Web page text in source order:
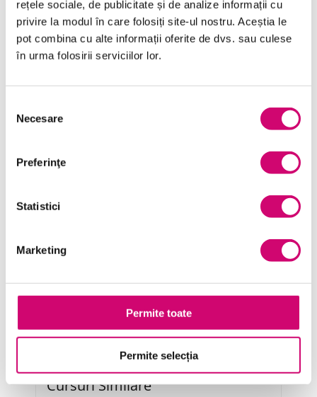
rețele sociale, de publicitate și de analize informații cu
privire la modul în care folosiți site-ul nostru. Aceștia le
pot combina cu alte informații oferite de dvs. sau culese
în urma folosirii serviciilor lor.
consimțământului
Necesare
Preferinţe
Statistici
Marketing
Permite toate
Permite selecția
Dezvoltare personală și profesională
Finanțe
Microsoft Office
Resurse Umane
Vânzări și negocieri
Cursuri Similare